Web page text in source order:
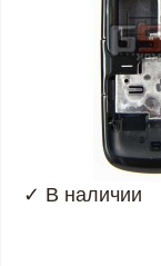
✓ В наличии